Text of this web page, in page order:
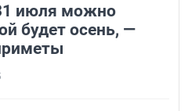
июля можно
будет осень, —